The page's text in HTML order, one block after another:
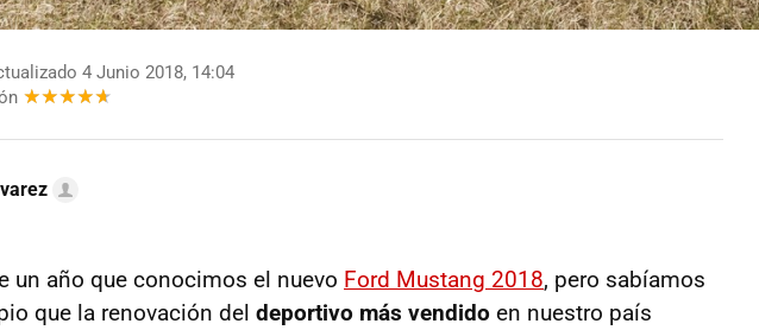
4 Junio 2018, 14:04
un año que conocimos el nuevo Ford Mustang 2018, pero sabíamos
que la renovación del deportivo más vendido en nuestro país